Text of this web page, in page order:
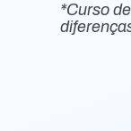
*Curso